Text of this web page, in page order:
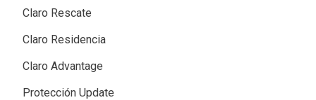
Claro Rescate
Claro Residencia
Claro Advantage
Protección Update